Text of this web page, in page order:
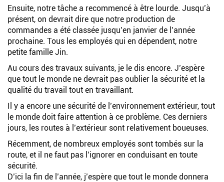
Ensuite, notre tâche a recommencé à être lourde. Jusqu’à
présent, on devrait dire que notre production de
commandes a été classée jusqu’en janvier de l’année
prochaine. Tous les employés qui en dépendent, notre
petite famille Jin.
Au cours des travaux suivants, je le dis encore. J’espère
que tout le monde ne devrait pas oublier la sécurité et la
qualité du travail tout en travaillant.
Il y a encore une sécurité de l’environnement extérieur, tout
le monde doit faire attention à ce problème. Ces derniers
jours, les routes à l’extérieur sont relativement boueuses.
Récemment, de nombreux employés sont tombés sur la
route, et il ne faut pas l’ignorer en conduisant en toute
sécurité.
D’ici la fin de l’année, j’espère que tout le monde donnera